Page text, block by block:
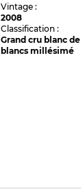
Vintage :
2008
Classification :
Grand cru blanc de
blancs millésimé